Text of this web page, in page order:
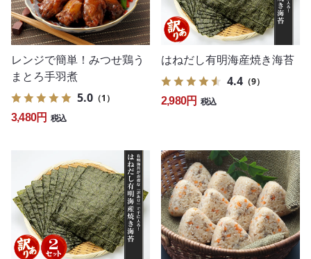
レンジで簡単！みつせ鶏う
まとろ手羽煮
5.0 （1）
3,480円 税込
はねだし有明海産焼き海苔
4.4 （9）
2,980円 税込